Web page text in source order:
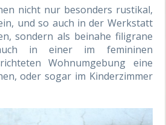
nicht nur besonders rustikal,
und so auch in der Werkstatt
sondern als beinahe filigrane
auch in einer im femininen
Wohnumgebung eine
oder sogar im Kinderzimmer